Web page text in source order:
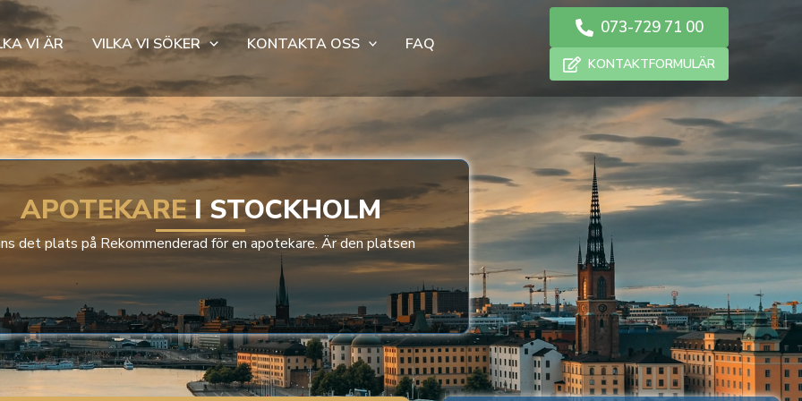
VI ÄR VILKA VI SÖKER KONTAKTA OSS FAQ
073-729 71 00
KONTAKTFORMULÄR
APOTEKAREI STOCKHOLM
det plats på Rekommenderad för en apotekare. Är den platsen